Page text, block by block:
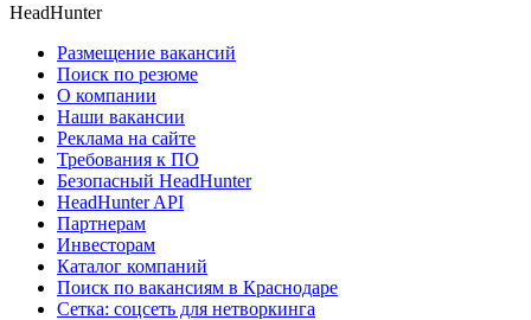
HeadHunter
Размещение вакансий
Поиск по резюме
О компании
Наши вакансии
Реклама на сайте
Требования к ПО
Безопасный HeadHunter
HeadHunter API
Партнерам
Инвесторам
Каталог компаний
Поиск по вакансиям в Краснодаре
Сетка: соцсеть для нетворкинга